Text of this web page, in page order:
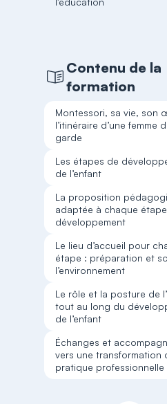
Contenu de la
formation
Montessori, sa vie, son
l’itinéraire d’une femme
garde
Les étapes de
de l’enfant
La proposition
adaptée à chaque
développement
Le lieu d’accueil pour
étape : préparation et
l’environnement
Le rôle et la posture de
tout au long du
de l’enfant
Échanges et
vers une transformation
pratique professionnelle